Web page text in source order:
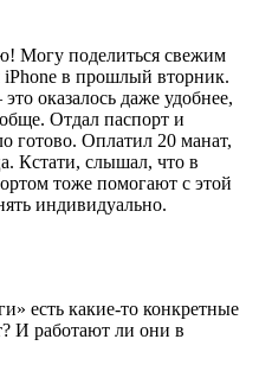
Могу поделиться свежим
в прошлый вторник.
оказалось даже удобнее,
Отдал паспорт и
готово. Оплатил 20 манат,
Кстати, слышал, что в
тоже помогают с этой
индивидуально.
есть какие-то конкретные
И работают ли они в